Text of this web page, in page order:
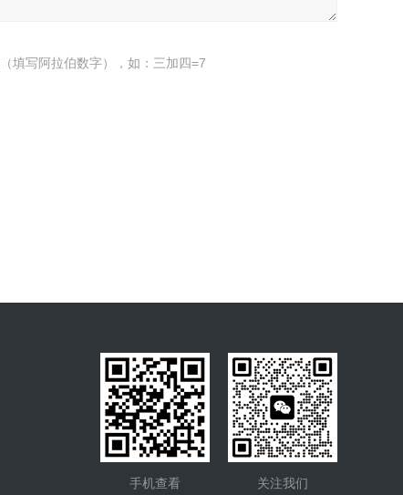
填写阿拉伯数字），如：三加四=7
关注我们
手机查看